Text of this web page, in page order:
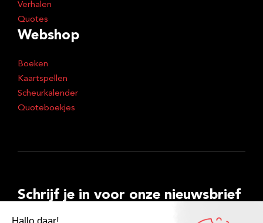
Verhalen
Quotes
Webshop
Boeken
Kaartspellen
Scheurkalender
Quoteboekjes
Schrijf je in voor onze nieuwsbrief